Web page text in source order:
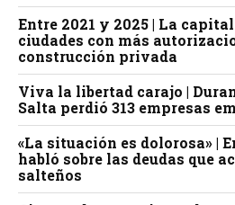
Entre 2021 y 2025 | La
ciudades con más
construcción privada
Viva la libertad carajo |
Salta perdió 313 empresas
«La situación es dolorosa» |
habló sobre las deudas que
salteños